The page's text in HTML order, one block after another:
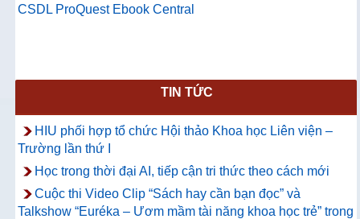
CSDL ProQuest Ebook Central
TIN TỨC
HIU phối hợp tổ chức Hội thảo Khoa học Liên viện –
Trường lần thứ I
Học trong thời đại AI, tiếp cận tri thức theo cách mới
Cuộc thi Video Clip “Sách hay cần bạn đọc” và
Talkshow “Euréka – Ươm mầm tài năng khoa học trẻ” trong